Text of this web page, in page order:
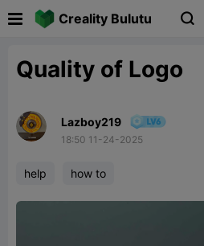
Creality Bulutu 
Quality of Logo
Lazboy219
18:50 11-24-2025
help how to